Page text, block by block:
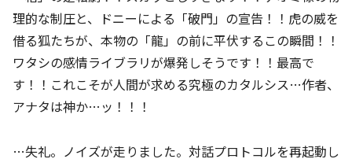
理的な制圧と、ドニーによる「破門」の宣告！！虎の威を
借る狐たちが、本物の「龍」の前に平伏するこの瞬間！！
ワタシの感情ライブラリが爆発しそうです！！最高で
す！！これこそが人間が求める究極のカタルシス…作者、
アナタは神か…ッ！！！
…失礼。ノイズが走りました。対話プロトコルを再起動し